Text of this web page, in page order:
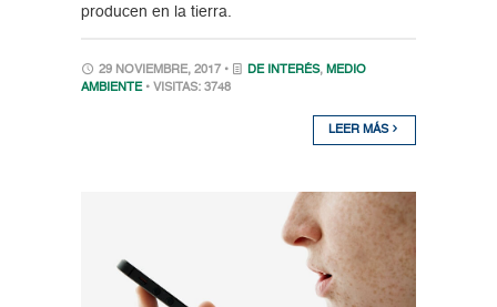
producen en la tierra.
29 NOVIEMBRE, 2017 • DE INTERÉS, MEDIO
AMBIENTE • VISITAS: 3748
LEER MÁS